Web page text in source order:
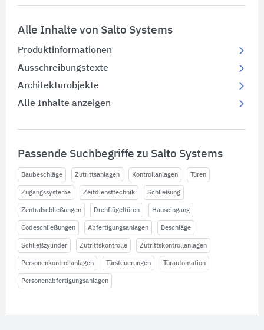
Alle Inhalte von Salto Systems
Produktinformationen
Ausschreibungstexte
Architekturobjekte
Alle Inhalte anzeigen
Passende Suchbegriffe zu Salto Systems
Baubeschläge Zutrittsanlagen Kontrollanlagen Türen
Zugangssysteme Zeitdiensttechnik Schließung
Zentralschließungen Drehflügeltüren Hauseingang
Codeschließungen Abfertigungsanlagen Beschläge
Schließzylinder Zutrittskontrolle Zutrittskontrollanlagen
Personenkontrollanlagen Türsteuerungen Türautomation
Personenabfertigungsanlagen